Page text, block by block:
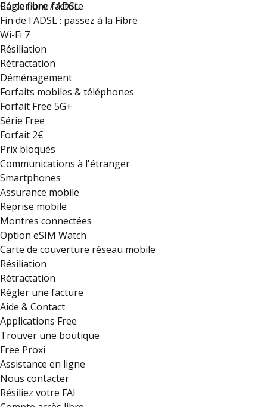
Régler une facture
Carte fibre / ADSL
Fin de l'ADSL : passez à la Fibre
Wi-Fi 7
Résiliation
Rétractation
Déménagement
Forfaits mobiles & téléphones
Forfait Free 5G+
Série Free
Forfait 2€
Prix bloqués
Communications à l'étranger
Smartphones
Assurance mobile
Reprise mobile
Montres connectées
Option eSIM Watch
Carte de couverture réseau mobile
Résiliation
Rétractation
Régler une facture
Aide & Contact
Applications Free
Trouver une boutique
Free Proxi
Assistance en ligne
Nous contacter
Résiliez votre FAI